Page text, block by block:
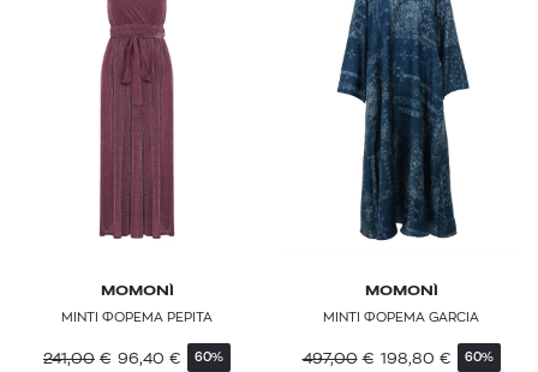
MOMONÌ
ΜΙΝΤΙ ΦΟΡΕΜΑ PEPITA
241,00 € 96,40 € 60%
MOMONÌ
ΜΙΝΤΙ ΦΟΡΕΜΑ GARCIA
497,00 € 198,80 € 60%